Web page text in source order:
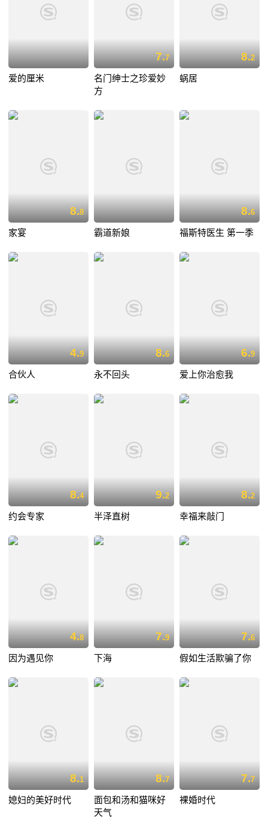
爱的厘米
7.7
名门绅士之珍爱妙
方
8.2
蜗居
8.8
家宴 霸道新娘
8.6
福斯特医生 第一季
4.9
合伙人
8.6
永不回头
6.9
爱上你治愈我
8.4
约会专家
9.2
半泽直树
8.2
幸福来敲门
4.8
因为遇见你
7.9
下海
7.6
假如生活欺骗了你
8.1
媳妇的美好时代
8.7
面包和汤和猫咪好
天气
7.7
裸婚时代